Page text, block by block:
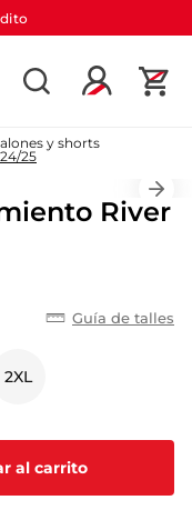
y shorts
25
River
Guía de talles
2XL
al carrito